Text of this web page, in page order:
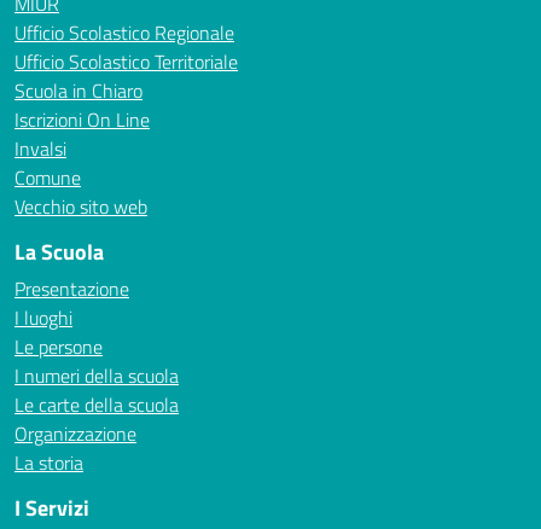
Ufficio Scolastico Regionale
Ufficio Scolastico Territoriale
Scuola in Chiaro
Iscrizioni On Line
Invalsi
Comune
Vecchio sito web
La Scuola
Presentazione
I luoghi
Le persone
I numeri della scuola
Le carte della scuola
Organizzazione
La storia
I Servizi